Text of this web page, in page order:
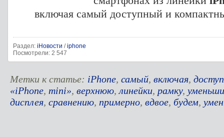
включая самый доступный и
Раздел: iНовости /iphone
Посмотрели: 2 547
Метки к статье: iPhone, самый, включая,
«iPhone, mini», верхнюю,линейки, рамку,
дисплея, сравнению, примерно, вдвое, будем,